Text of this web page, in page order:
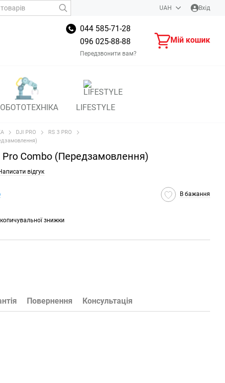
UAH Вхід
044 585-71-28
096 025-88-88
Передзвонити вам?
Мій кошик
LIFESTYLE
DJI PRO
RS 3 PRO
Pro Combo (Передзамовлення)
відгук
В бажання
знижки
Повернення Консультація